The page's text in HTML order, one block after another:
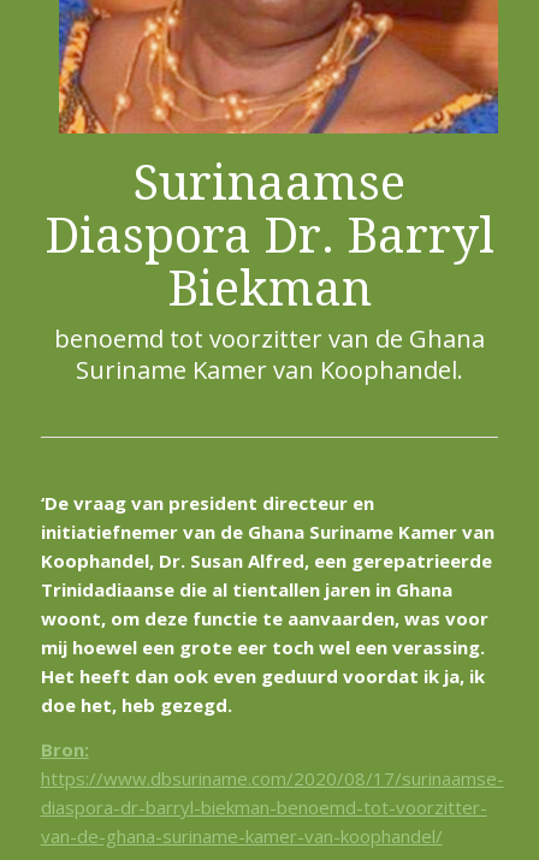
Surinaamse
Diaspora Dr. Barryl
Biekman
benoemd tot voorzitter van de Ghana
Suriname Kamer van Koophandel.
‘De vraag van president directeur en
initiatiefnemer van de Ghana Suriname Kamer van
Koophandel, Dr. Susan Alfred, een gerepatrieerde
Trinidadiaanse die al tientallen jaren in Ghana
woont, om deze functie te aanvaarden, was voor
mij hoewel een grote eer toch wel een verassing.
Het heeft dan ook even geduurd voordat ik ja, ik
doe het, heb gezegd.
Bron:
https://www.dbsuriname.com/2020/08/17/surinaamse-
diaspora-dr-barryl-biekman-benoemd-tot-voorzitter-
van-de-ghana-suriname-kamer-van-koophandel/